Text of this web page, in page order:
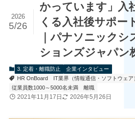
かっています」入
くる入社後サポー
｜パナソニック
ションズジャパン
2026
5/26
3. 定着・離職防止
企業インタビュー
HR OnBoard
IT業界（情報通信・ソフトウェア
従業員数1000～5000名未満
離職
2021年11月17日 2026年5月26日